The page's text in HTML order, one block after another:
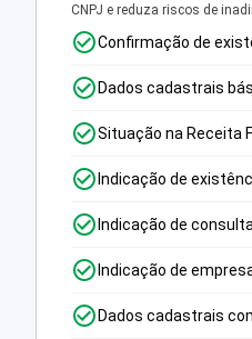
CNPJ e reduza riscos de
Confirmação de
Dados cadastrais
Situação na Receita
Indicação de
Indicação de
Indicação de
Dados cadastrais